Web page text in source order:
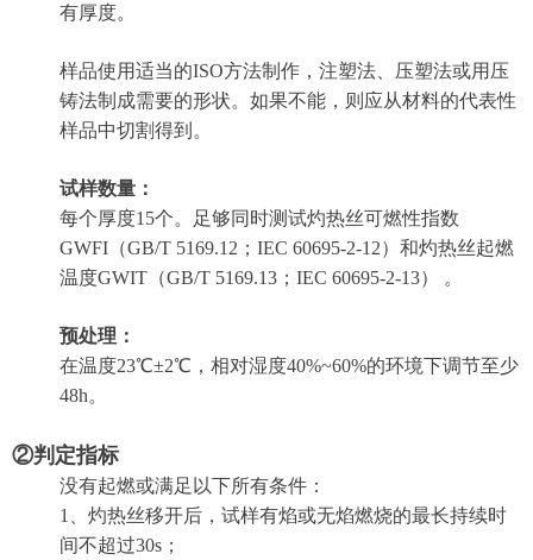
有厚度。
样品使用适当的ISO方法制作，注塑法、压塑法或用压
铸法制成需要的形状。如果不能，则应从材料的代表性
样品中切割得到。
试样数量：
每个厚度15个。足够同时测试灼热丝可燃性指数
GWFI（GB/T 5169.12；IEC 60695-2-12）和灼热丝起燃
温度GWIT（GB/T 5169.13；IEC 60695-2-13） 。
预处理 ：
在温度23℃±2℃，相对湿度40%~60%的环境下调节至少
48h。
②判定指标
没有起燃或满足以下所有条件：
1、灼热丝移开后，试样有焰或无焰燃烧的最长持续时
间不超过30s；